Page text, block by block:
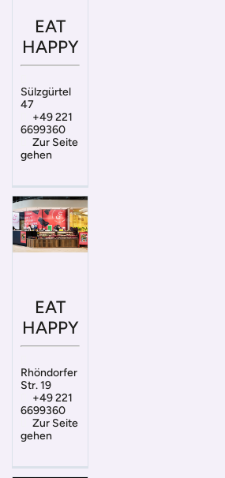
EAT
HAPPY
Sülzgürtel
47
+49 221
6699360
Zur Seite
gehen
EAT
HAPPY
Rhöndorfer
Str. 19
+49 221
6699360
Zur Seite
gehen